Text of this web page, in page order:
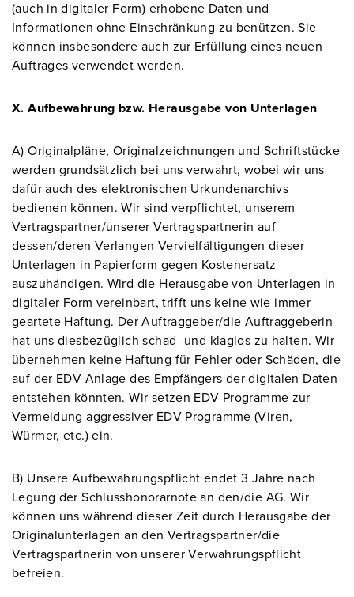
(auch in digitaler Form) erhobene Daten und
Informationen ohne Einschränkung zu benützen. Sie
können insbesondere auch zur Erfüllung eines neuen
Auftrages verwendet werden.
X. Aufbewahrung bzw. Herausgabe von Unterlagen
A) Originalpläne, Originalzeichnungen und Schriftstücke
werden grundsätzlich bei uns verwahrt, wobei wir uns
dafür auch des elektronischen Urkundenarchivs
bedienen können. Wir sind verpflichtet, unserem
Vertragspartner/unserer Vertragspartnerin auf
dessen/deren Verlangen Vervielfältigungen dieser
Unterlagen in Papierform gegen Kostenersatz
auszuhändigen. Wird die Herausgabe von Unterlagen in
digitaler Form vereinbart, trifft uns keine wie immer
geartete Haftung. Der Auftraggeber/die Auftraggeberin
hat uns diesbezüglich schad- und klaglos zu halten. Wir
übernehmen keine Haftung für Fehler oder Schäden, die
auf der EDV-Anlage des Empfängers der digitalen Daten
entstehen könnten. Wir setzen EDV-Programme zur
Vermeidung aggressiver EDV-Programme (Viren,
Würmer, etc.) ein.
B) Unsere Aufbewahrungspflicht endet 3 Jahre nach
Legung der Schlusshonorarnote an den/die AG. Wir
können uns während dieser Zeit durch Herausgabe der
Originalunterlagen an den Vertragspartner/die
Vertragspartnerin von unserer Verwahrungspflicht
befreien.